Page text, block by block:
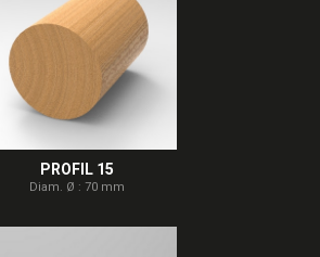
PROFIL 15
Diam. Ø : 70 mm